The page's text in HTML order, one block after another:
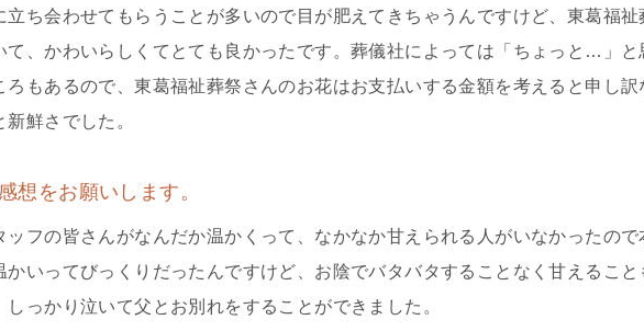
立ち会わせてもらうことが多いので目が肥えてきちゃうんですけど、東葛福祉
て、かわいらしくてとても良かったです。葬儀社によっては「ちょっと…」と
ろもあるので、東葛福祉葬祭さんのお花はお支払いする金額を考えると申し訳
鮮さでした。
想をお願いします。
ッフの皆さんがなんだか温かくって、なかなか甘えられる人がいなかったので
いってびっくりだったんですけど、お陰でバタバタすることなく甘えること
っかり泣いて父とお別れをすることができました。